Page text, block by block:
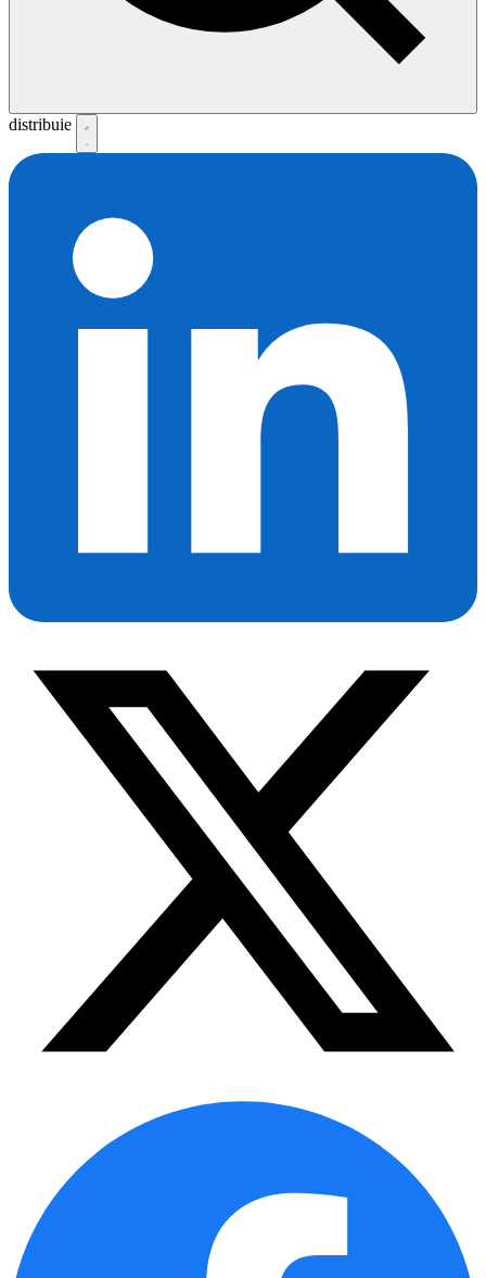
distribuie